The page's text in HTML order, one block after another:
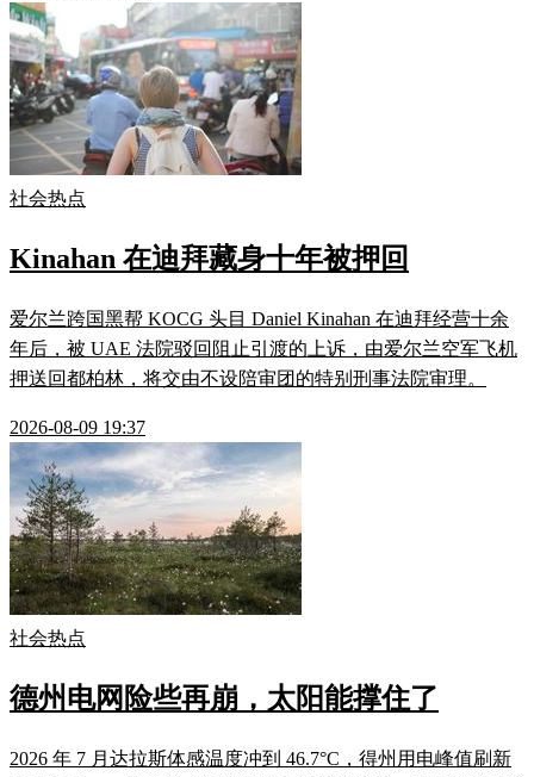
社会热点
Kinahan 在迪拜藏身十年被押回
爱尔兰跨国黑帮 KOCG 头目 Daniel Kinahan 在迪拜经营十余
年后，被 UAE 法院驳回阻止引渡的上诉，由爱尔兰空军飞机
押送回都柏林，将交由不设陪审团的特别刑事法院审理。
2026-08-09 19:37
社会热点
德州电网险些再崩，太阳能撑住了
2026 年 7 月达拉斯体感温度冲到 46.7°C，得州用电峰值刷新